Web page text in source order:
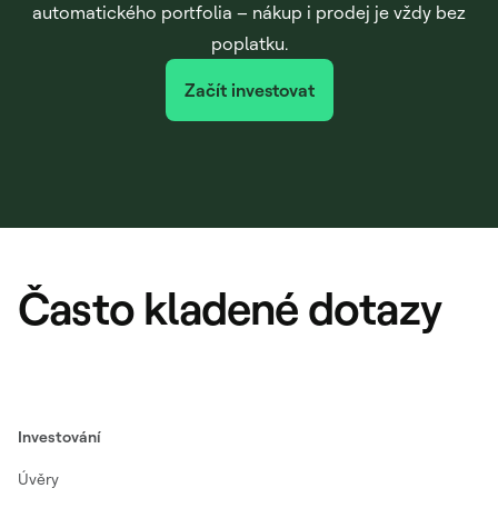
automatického portfolia – nákup i prodej je vždy bez
poplatku.
Začít investovat
Často kladené dotazy
Investování
Úvěry